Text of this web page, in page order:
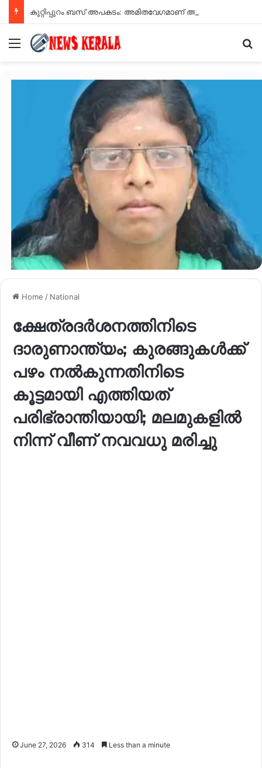
Menu
Home / National
ക്ഷേത്രദര്‍ശനത്തിനിടെ
ദാരുണാന്ത്യം; കുരങ്ങുകള്‍ക്ക്
പഴം നല്‍കുന്നതിനിടെ
കൂട്ടമായി എത്തിയത്
പരിഭ്രാന്തിയായി; മലമുകളില്‍
നിന്ന് വീണ് നവവധു മരിച്ചു
June 27, 2026 314 Less than a minute